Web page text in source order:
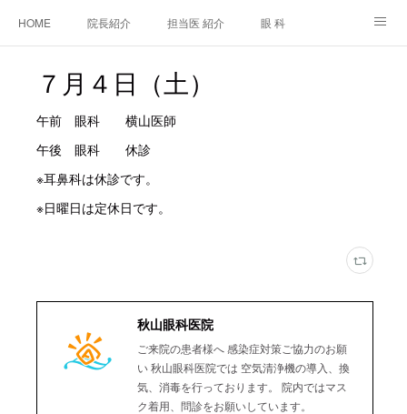
HOME 院長紹介 担当医 紹介 眼 科
アクセス ご相談・お問合せ
７月４日（土）
午前 眼科 横山医師
午後 眼科 休診
※耳鼻科は休診です。
※日曜日は定休日です。
秋山眼科医院
ご来院の患者様へ 感染症対策ご協力のお願
い 秋山眼科医院では 空気清浄機の導入、換
気、消毒を行っております。 院内ではマス
ク着用、問診をお願いしています。